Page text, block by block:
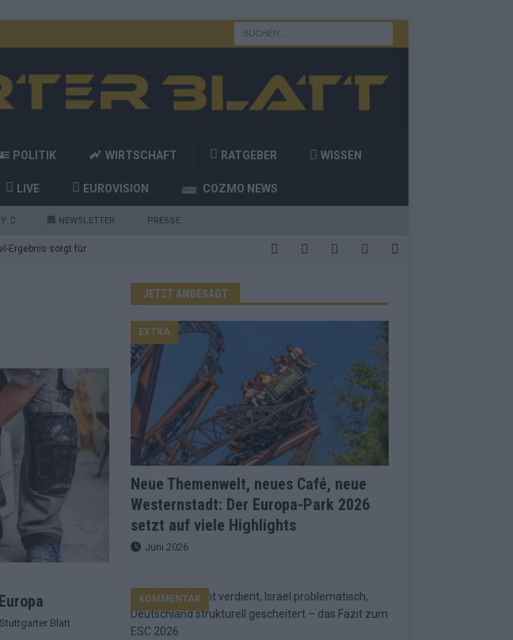
POLITIK WIRTSCHAFT RATGEBER WISSEN
LIVE EUROVISION COZMO NEWS
NEWSLETTER PRESSE
Ergebnis sorgt für
unsere Prognose
Spiegel des
– alle Acts im
– das Fazit zum
– Zypern
Blatt
JETZT ANGESAGT
Neue Themenwelt, neues Café, neue
Westernstadt: Der Europa-Park 2026
setzt auf viele Highlights
EXTRA
Juni 2026
KOMMENTAR